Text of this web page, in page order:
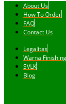
About Us
How To Order
FAQ
Contact Us
Legalitas
Warna Finishing
SVLK
Blog